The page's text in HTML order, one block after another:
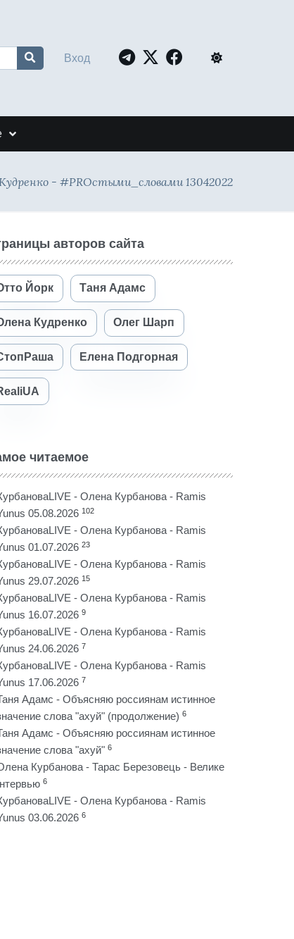
Вход
- #PROстыми_словами 13042022
авторов сайта
Йорк Таня Адамс
Кудренко Олег Шарп
Елена Подгорная
читаемое
- Олена Курбанова - Ramis
05.08.2026 102
- Олена Курбанова - Ramis
01.07.2026 23
- Олена Курбанова - Ramis
29.07.2026 15
- Олена Курбанова - Ramis
16.07.2026 9
- Олена Курбанова - Ramis
24.06.2026 7
- Олена Курбанова - Ramis
17.06.2026 7
Адамс - Объясняю россиянам истинное
слова "ахуй" (продолжение) 6
Адамс - Объясняю россиянам истинное
слова "ахуй" 6
Курбанова - Тарас Березовець - Велике
6
- Олена Курбанова - Ramis
03.06.2026 6